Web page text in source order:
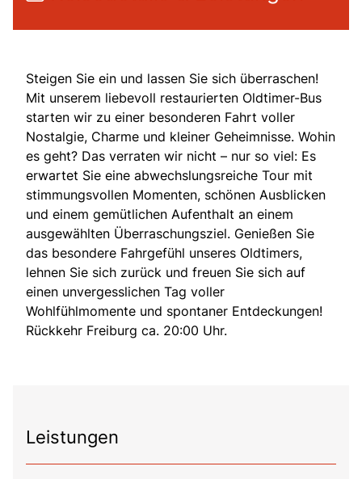
Steigen Sie ein und lassen Sie sich überraschen!
Mit unserem liebevoll restaurierten Oldtimer-Bus
starten wir zu einer besonderen Fahrt voller
Nostalgie, Charme und kleiner Geheimnisse. Wohin
es geht? Das verraten wir nicht – nur so viel: Es
erwartet Sie eine abwechslungsreiche Tour mit
stimmungsvollen Momenten, schönen Ausblicken
und einem gemütlichen Aufenthalt an einem
ausgewählten Überraschungsziel. Genießen Sie
das besondere Fahrgefühl unseres Oldtimers,
lehnen Sie sich zurück und freuen Sie sich auf
einen unvergesslichen Tag voller
Wohlfühlmomente und spontaner Entdeckungen!
Rückkehr Freiburg ca. 20:00 Uhr.
Leistungen